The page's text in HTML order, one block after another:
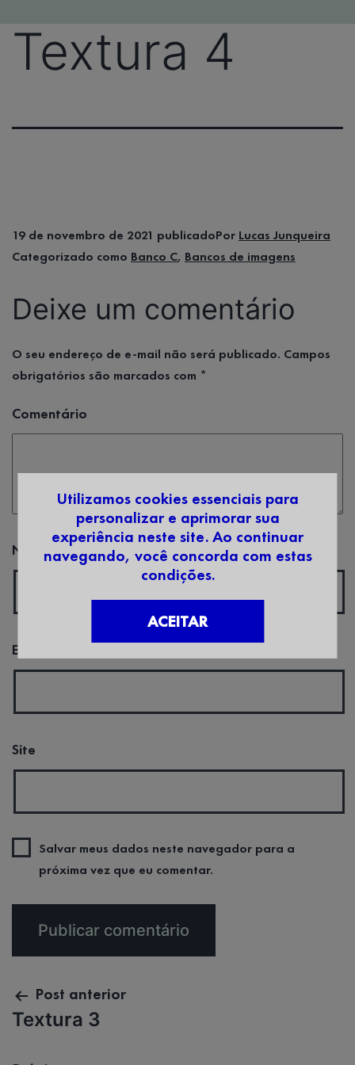
Utilizamos cookies essenciais para
personalizar e aprimorar sua
experiência neste site. Ao continuar
navegando, você concorda com estas
condições.
ACEITAR
Textura 4
19 de novembro de 2021 publicadoPor Lucas Junqueira
Categorizado como Banco C, Bancos de imagens
Deixe um comentário
O seu endereço de e-mail não será publicado. Campos
obrigatórios são marcados com *
Comentário
Nome *
E-mail
Site
Salvar meus dados neste navegador para a
próxima vez que eu comentar.
Navegação
de
Post anterior
Textura 3